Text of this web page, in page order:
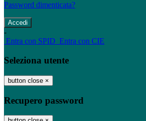
Password dimenticata?
-
Entra con SPID Entra con CIE
Seleziona utente
button close ×
Recupero password